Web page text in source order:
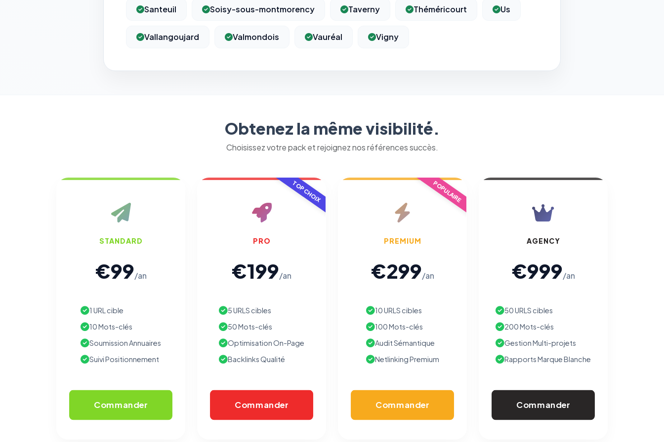
Santeuil Soisy-sous-montmorency Taverny Théméricourt Us
Vallangoujard Valmondois Vauréal Vigny
Obtenez la même visibilité.
Choisissez votre pack et rejoignez nos références succès.
STANDARD
€99/an
1 URL cible
10 Mots-clés
Soumission Annuaires
Suivi Positionnement
Commander
TOP CHOIX
PRO
€199/an
5 URLS cibles
50 Mots-clés
Optimisation On-Page
Backlinks Qualité
Commander
POPULAIRE
PREMIUM
€299/an
10 URLS cibles
100 Mots-clés
Audit Sémantique
Netlinking Premium
Commander
AGENCY
€999/an
50 URLS cibles
200 Mots-clés
Gestion Multi-projets
Rapports Marque Blanche
Commander